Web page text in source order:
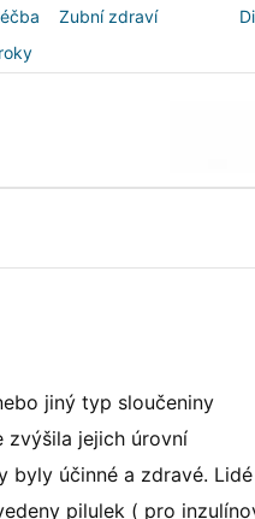
Zubní zdraví
jiný typ sloučeniny
zvýšila jejich úrovní
byly účinné a zdravé.
pilulek ( pro